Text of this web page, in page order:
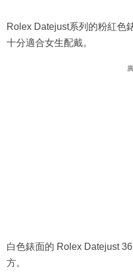
Rolex Datejust系列的粉紅色
十分適合女生配戴。
白色錶面的 Rolex ​Datejust
方。